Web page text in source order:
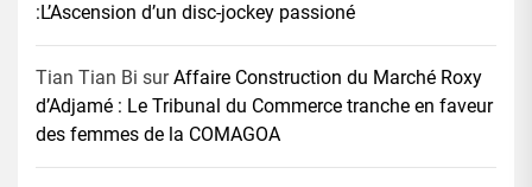
:L’Ascension d’un disc-jockey passioné
Tian Tian Bi surAffaire Construction du Marché Roxy
d’Adjamé : Le Tribunal du Commerce tranche en faveur
des femmes de la COMAGOA